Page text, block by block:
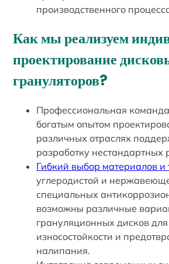
производственного
Как мы реализуем
проектирование
грануляторов?
Профессиональная
богатым опытом
различных отраслях
разработку нестандартных
Гибкий выбор материалов и
углеродистой и
специальных
возможны различные
грануляционных дисков
износостойкости и
налипания.